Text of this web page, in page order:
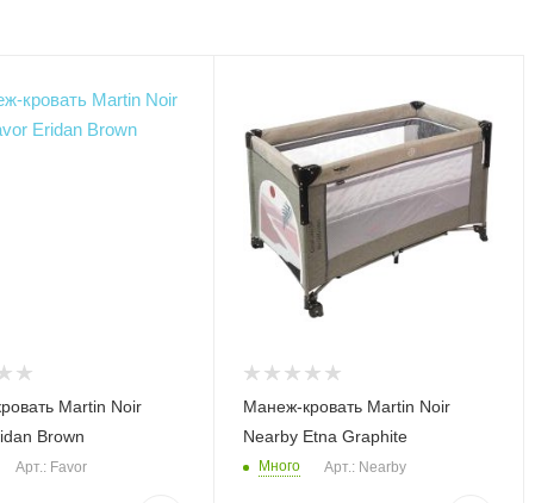
Martin Noir
Brown
Арт.: Favor
Манеж-кровать Martin Noir
Nearby Etna Graphite
Много Арт.: Nearby